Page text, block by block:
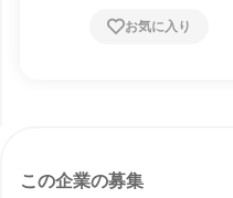
お気に入り
この企業の募集